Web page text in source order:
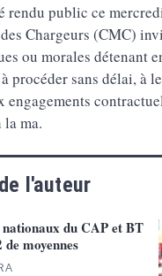
rendu public ce
Chargeurs (CMC)
ou morales détenant
procéder sans délai, à
engagements
ma.
l'auteur
du CAP et BT
moyennes